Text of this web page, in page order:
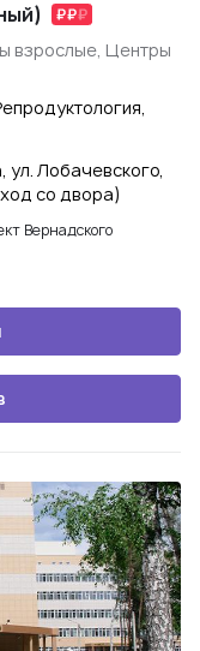
взрослые, Центры
ул. Лобачевского,
со двора)
Вернадского